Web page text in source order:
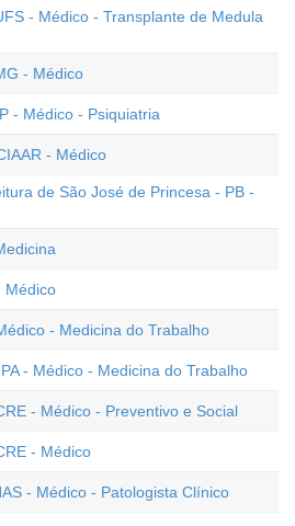
- Médico - Transplante de Medula
- Médico
- Médico - Psiquiatria
- Médico
de São José de Princesa - PB -
Médico
- Medicina do Trabalho
- Médico - Medicina do Trabalho
- Médico - Preventivo e Social
- Médico
- Médico - Patologista Clínico